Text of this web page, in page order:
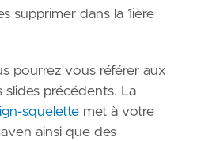
supprimer dans la 1ière
pourrez vous référer aux
précédents. La
squelette met à votre
ainsi que des